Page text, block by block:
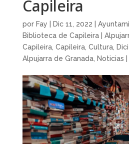
Capileira
por Fay Dic 11, 2022
Biblioteca de Capileira |
Capileira, Capileira, Cultura,
Alpujarra de Granada, Noticias